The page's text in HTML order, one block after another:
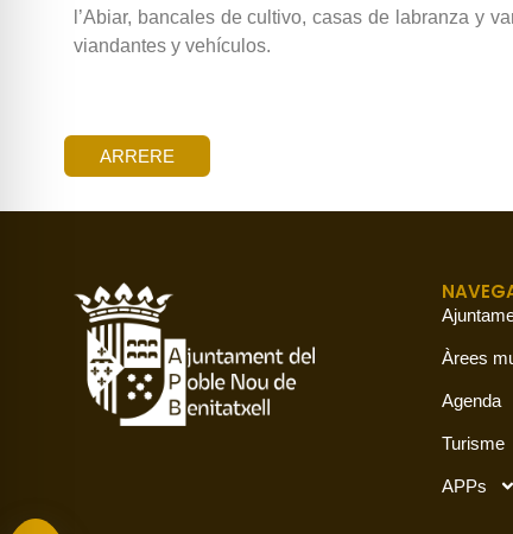
l’Abiar, bancales de cultivo, casas de labranza y
viandantes y vehículos.
ARRERE
Àrees
Agenda
Turisme
APPs